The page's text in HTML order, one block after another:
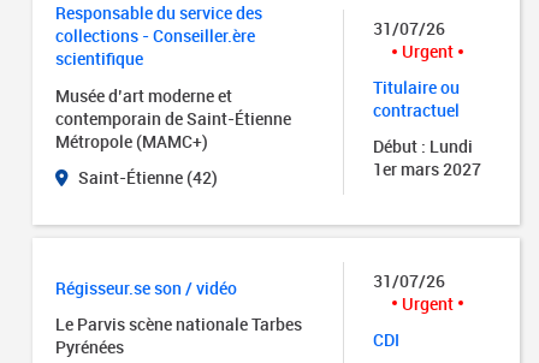
Responsable du service des
collections - Conseiller.ère
scientifique
Musée d’art moderne et
contemporain de Saint-Étienne
Métropole (MAMC+)
Saint-Étienne (42)
31/07/26
Urgent
Titulaire ou
contractuel
Début : Lundi
1er mars 2027
Régisseur.se son / vidéo
Le Parvis scène nationale Tarbes
Pyrénées
31/07/26
Urgent
CDI